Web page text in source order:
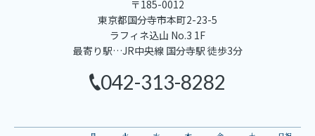
・コンピューターを駆使してデータ処理と画像の再構成を行ない、断層写真
・治療内容によっては保険診療となることもありますが、基本的には自費
科医師にご確認ください。
・検査中はできるだけ顎を動かさないようにする必要があります。
〒185-0012
東京都国分寺市本町2-23-5
ラフィネ込山 No.3 1F
最寄り駅…JR中央線 国分寺駅 徒歩3分
042-313-8282